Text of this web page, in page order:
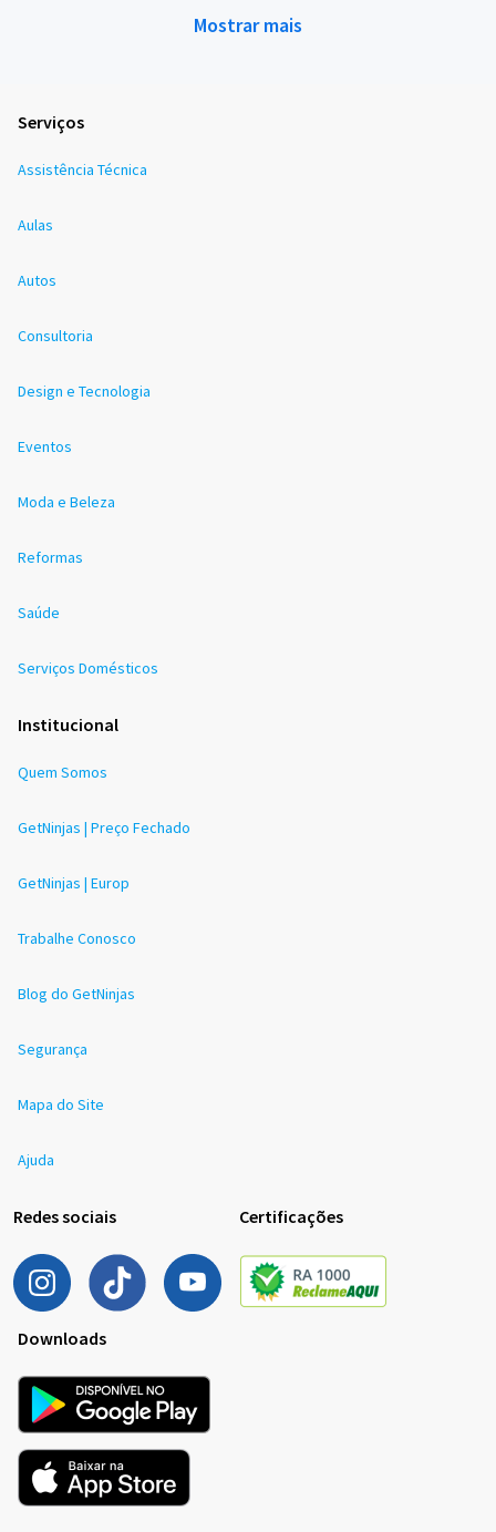
Mostrar mais
Serviços
Assistência Técnica
Aulas
Autos
Consultoria
Design e Tecnologia
Eventos
Moda e Beleza
Reformas
Saúde
Serviços Domésticos
Institucional
Quem Somos
GetNinjas | Preço Fechado
GetNinjas | Europ
Trabalhe Conosco
Blog do GetNinjas
Segurança
Mapa do Site
Ajuda
Redes sociais Certificações
Downloads